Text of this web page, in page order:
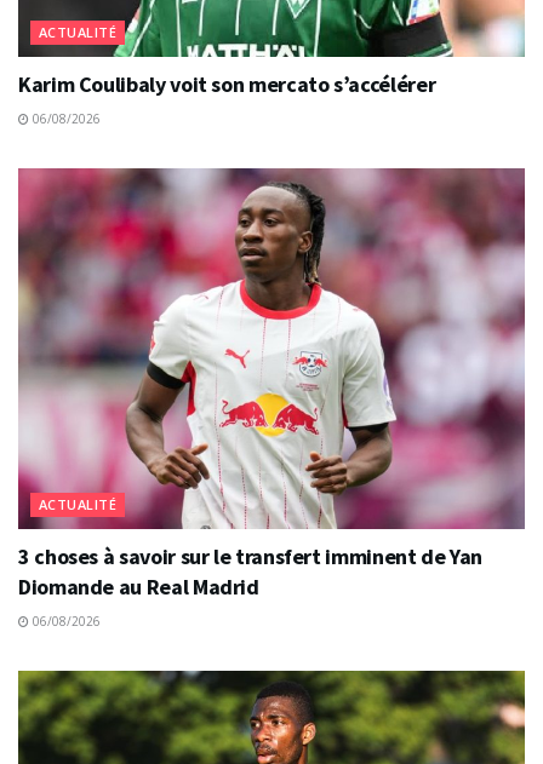
ACTUALITÉ
Karim Coulibaly voit son mercato s’accélérer
06/08/2026
ACTUALITÉ
3 choses à savoir sur le transfert imminent de Yan
Diomande au Real Madrid
06/08/2026